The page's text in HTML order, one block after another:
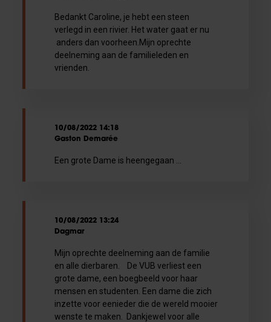
Bedankt Caroline, je hebt een steen
verlegd in een rivier. Het water gaat er nu
anders dan voorheen.Mijn oprechte
deelneming aan de familieleden en
vrienden.
10/08/2022 14:18
Gaston Demarée
Een grote Dame is heengegaan ...
10/08/2022 13:24
Dagmar
Mijn oprechte deelneming aan de familie
en alle dierbaren. De VUB verliest een
grote dame, een boegbeeld voor haar
mensen en studenten. Een dame die zich
inzette voor eenieder die de wereld mooier
wenste te maken. Dankjewel voor alle